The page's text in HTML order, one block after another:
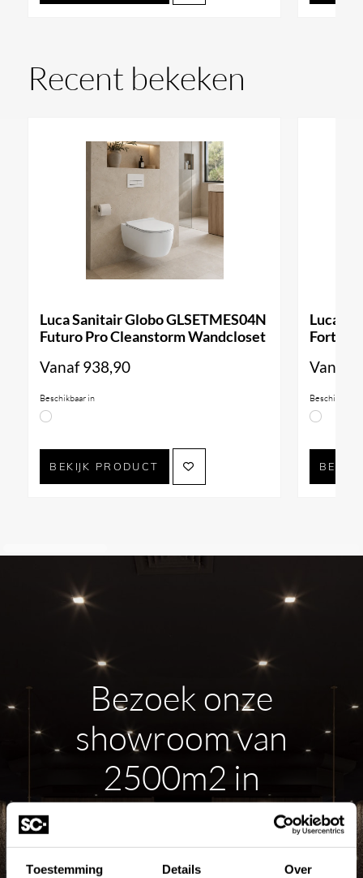
Toestemming Details Over
Recent bekeken
Luca Sanitair Globo GLSETMES04N
Futuro Pro Cleanstorm Wandcloset
Vanaf938,90
Beschikbaar in
BEKIJK PRODUCT
Luca
Forty3
Vanaf
Beschikbaar
Bezoek onze
showroom van
2500m2 in
Hardinxveld-
Giessendam